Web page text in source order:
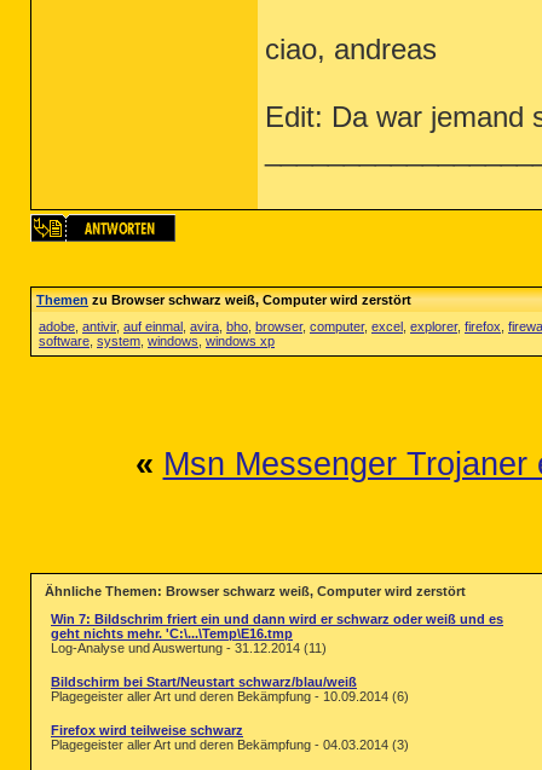
ciao, andreas
Edit: Da war jemand
Themenzu Browser schwarz weiß, Computer wird zerstört
adobe antivir, auf einmal avira bho browser, computer, excel explorer, firefox
software system windows windows xp
« Msn Messenger Trojaner
Ähnliche Themen: Browser schwarz weiß, Computer wird zerstört
Win 7: Bildschrim friert ein und dann wird er schwarz oder weiß und es
geht nichts mehr. 'C:\...\Temp\E16.tmp
Log-Analyse und Auswertung - 31.12.2014 (11)
Bildschirm bei Start/Neustart schwarz/blau/weiß
Plagegeister aller Art und deren Bekämpfung - 10.09.2014 (6)
Firefox wird teilweise schwarz
Plagegeister aller Art und deren Bekämpfung - 04.03.2014 (3)